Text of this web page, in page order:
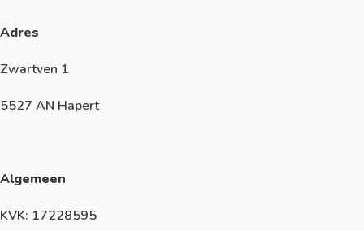
Adres
Zwartven 1
5527 AN Hapert
Algemeen
KVK: 17228595